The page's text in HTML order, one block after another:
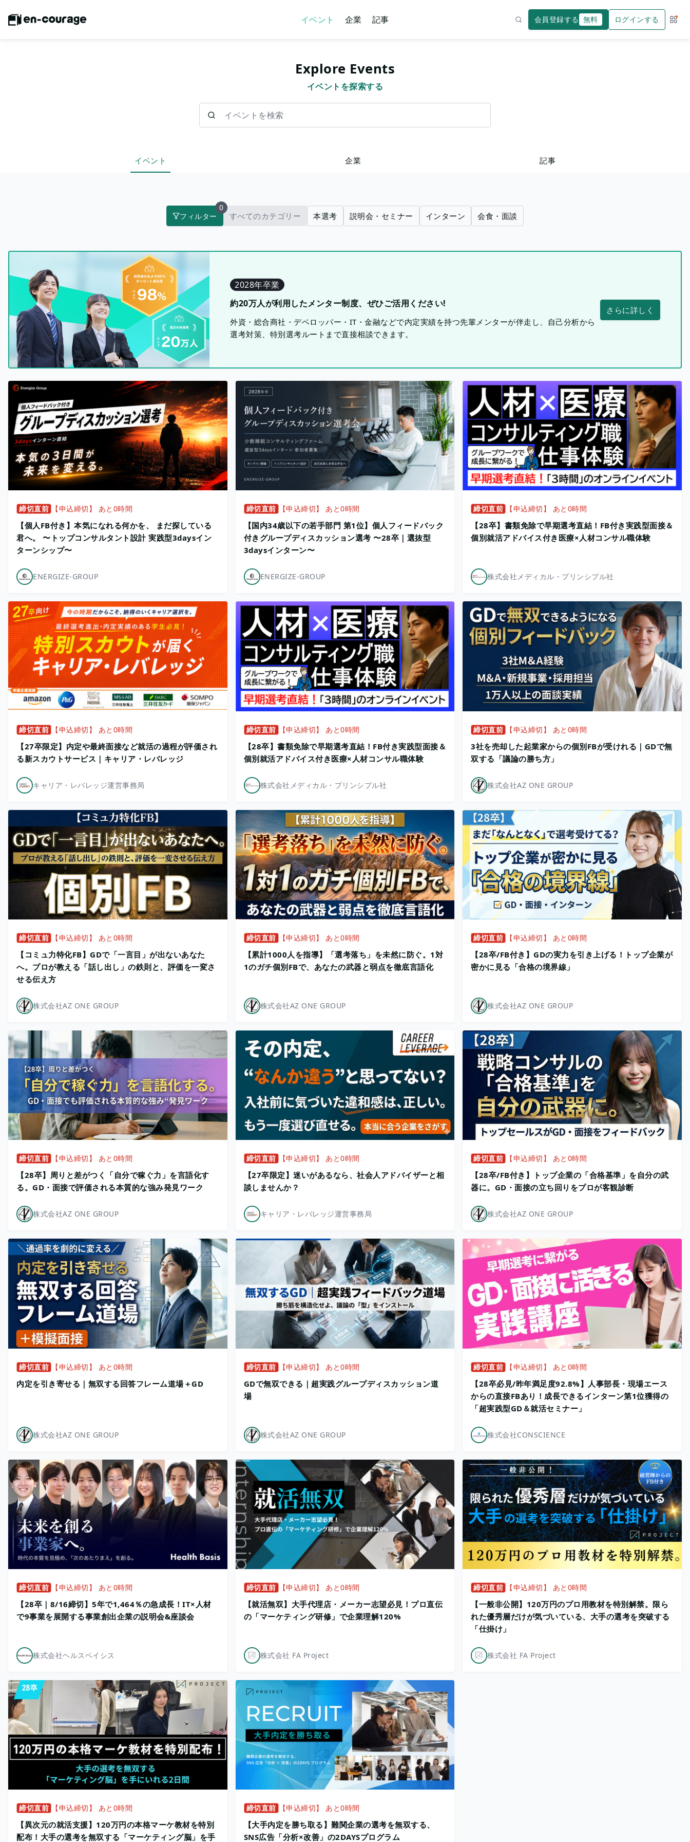
イベント 企業 記事 会員登録する 無料 ログインする サー
Explore Events
イベントを探索する
イベント 企業 記事
フィルター
0
すべてのカテゴリー 本選考 説明会・セミナー インターン 会食・面談
2028年卒業
約20万人が利用したメンター制度、ぜひご活用ください!
外資・総合商社・デベロッパー・IT・金融などで内定実績を持つ先輩メンターが伴走し、自己分析から
選考対策、特別選考ルートまで直接相談できます。
さらに詳しく
締切直前 【申込締切】 あと0時間
【個人FB付き】本気になれる何かを、 まだ探している
君へ。 〜トップコンサルタント設計 実践型3daysイン
ターンシップ〜
ENERGIZE-GROUP
締切直前 【申込締切】 あと0時間
【国内34歳以下の若手部門 第1位】個人フィードバック
付きグループディスカッション選考 〜28卒｜選抜型
3daysインターン〜
ENERGIZE-GROUP
締切直前 【申込締切】 あと0時間
【28卒】書類免除で早期選考直結！FB付き実践型面接＆
個別就活アドバイス付き医療×人材コンサル職体験
株式会社メディカル・プリンシプル社
締切直前 【申込締切】 あと0時間
【27卒限定】内定や最終面接など就活の過程が評価され
る新スカウトサービス｜キャリア・レバレッジ
キャリア・レバレッジ運営事務局
締切直前 【申込締切】 あと0時間
【28卒】書類免除で早期選考直結！FB付き実践型面接＆
個別就活アドバイス付き医療×人材コンサル職体験
株式会社メディカル・プリンシプル社
締切直前 【申込締切】 あと0時間
3社を売却した起業家からの個別FBが受けれる｜GDで無
双する「議論の勝ち方」
株式会社AZ ONE GROUP
締切直前 【申込締切】 あと0時間
【コミュ力特化FB】GDで「一言目」が出ないあなた
へ。プロが教える「話し出し」の鉄則と、評価を一変さ
せる伝え方
株式会社AZ ONE GROUP
締切直前 【申込締切】 あと0時間
【累計1000人を指導】「選考落ち」を未然に防ぐ。1対
1のガチ個別FBで、あなたの武器と弱点を徹底言語化
株式会社AZ ONE GROUP
締切直前 【申込締切】 あと0時間
【28卒/FB付き】GDの実力を引き上げる！トップ企業が
密かに見る「合格の境界線」
株式会社AZ ONE GROUP
締切直前 【申込締切】 あと0時間
【28卒】周りと差がつく「自分で稼ぐ力」を言語化す
る。GD・面接で評価される本質的な強み発見ワーク
株式会社AZ ONE GROUP
締切直前 【申込締切】 あと0時間
【27卒限定】迷いがあるなら、社会人アドバイザーと相
談しませんか？
キャリア・レバレッジ運営事務局
締切直前 【申込締切】 あと0時間
【28卒/FB付き】トップ企業の「合格基準」を自分の武
器に。GD・面接の立ち回りをプロが客観診断
株式会社AZ ONE GROUP
締切直前 【申込締切】 あと0時間
内定を引き寄せる｜無双する回答フレーム道場＋GD
株式会社AZ ONE GROUP
締切直前 【申込締切】 あと0時間
GDで無双できる｜超実践グループディスカッション道
場
株式会社AZ ONE GROUP
締切直前 【申込締切】 あと0時間
【28卒必見/昨年満⾜度92.8%】人事部長・現場エース
からの直接FBあり！成長できるインターン第1位獲得の
「超実践型GD＆就活セミナー」
株式会社CONSCIENCE
締切直前 【申込締切】 あと0時間
【28卒｜8/16締切】5年で1,464％の急成長！IT×人材
で9事業を展開する事業創出企業の説明会&座談会
株式会社ヘルスベイシス
締切直前 【申込締切】 あと0時間
【就活無双】大手代理店・メーカー志望必見！プロ直伝
の「マーケティング研修」で企業理解120%
株式会社 FA Project
締切直前 【申込締切】 あと0時間
【一般非公開】120万円のプロ用教材を特別解禁。限ら
れた優秀層だけが気づいている、大手の選考を突破する
「仕掛け」
株式会社 FA Project
締切直前 【申込締切】 あと0時間
【異次元の就活支援】120万円の本格マーケ教材を特別
配布！大手の選考を無双する「マーケティング脳」を手
締切直前 【申込締切】 あと0時間
【大手内定を勝ち取る】難関企業の選考を無双する、
SNS広告「分析×改善」の2DAYSプログラム